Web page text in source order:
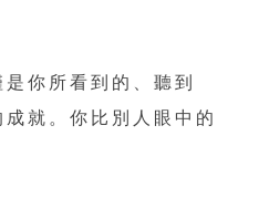
你所看到的、聽到
就。你比別人眼中的